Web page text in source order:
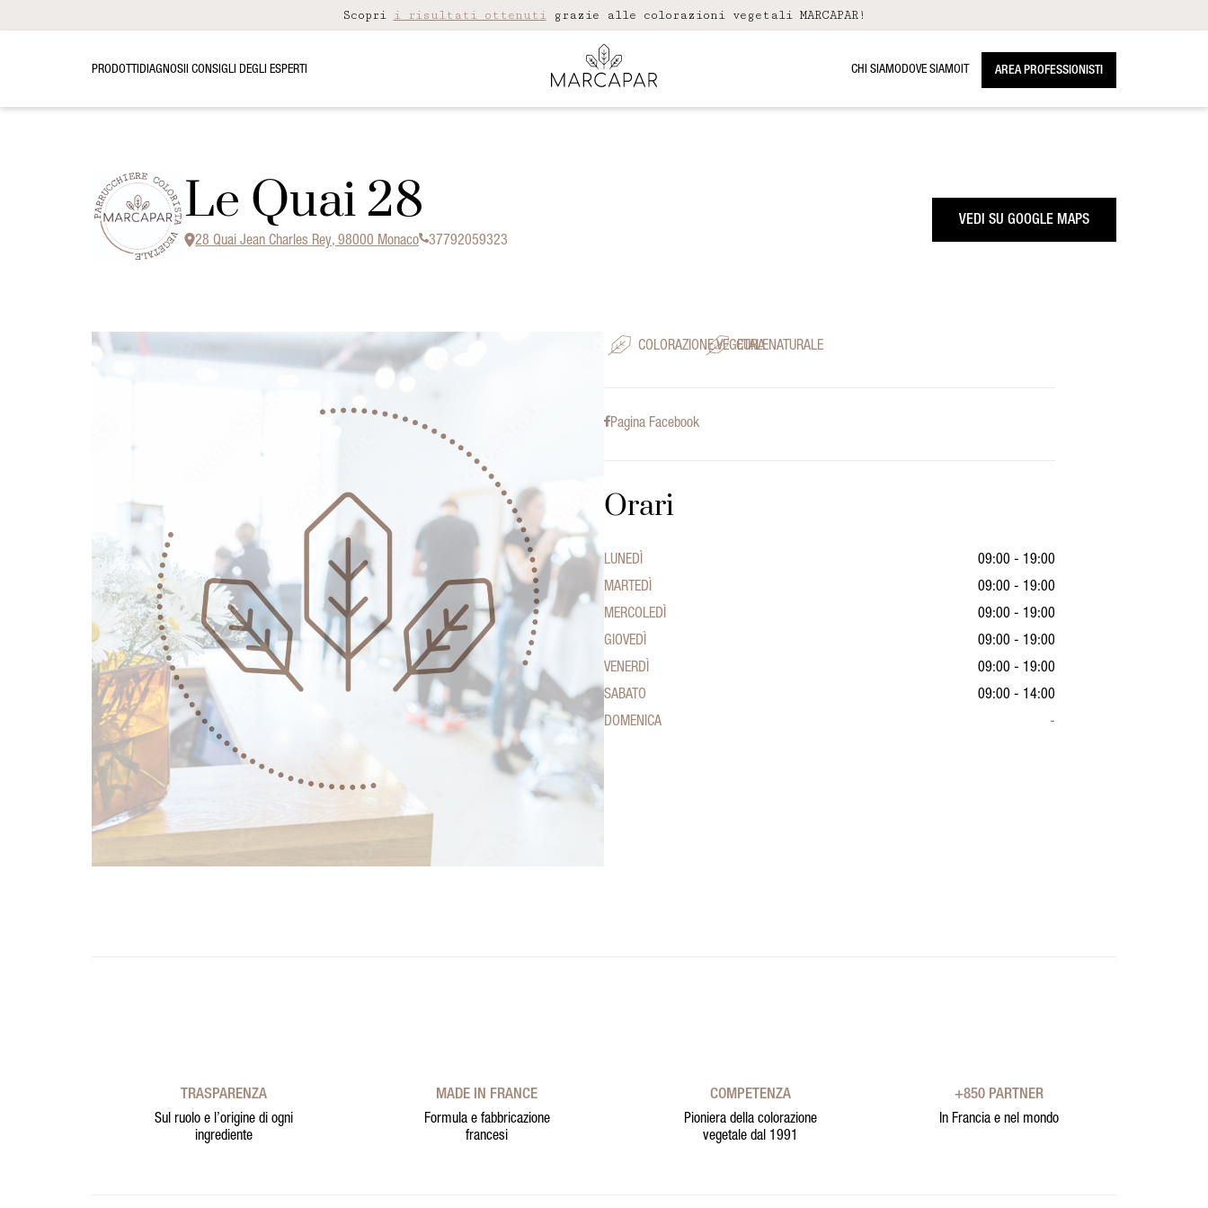
Scopri i risultati ottenutigrazie alle colorazioni vegetali MARCAPAR!
PRODOTTI DIAGNOSI I CONSIGLI DEGLI ESPERTI CHI SIAMO DOVE SIAMO AREA PROFESSIONISTI
Le Quai 28
28 Quai Jean Charles Rey, 98000 Monaco 37792059323
VEDI SU GOOGLE MAPS
COLORAZIONE VEGETALECURA NATURALE
Pagina Facebook
Orari
LUNEDÌ
09:00 - 19:00
MARTEDÌ
09:00 - 19:00
MERCOLEDÌ
09:00 - 19:00
GIOVEDÌ
09:00 - 19:00
VENERDÌ
09:00 - 19:00
SABATO
09:00 - 14:00
DOMENICA
-
TRASPARENZA
Sul ruolo e l’origine di ogni
ingrediente
MADE IN FRANCE
Formula e fabbricazione
francesi
COMPETENZA
Pioniera della colorazione
vegetale dal 1991
+850 PARTNER
In Francia e nel mondo